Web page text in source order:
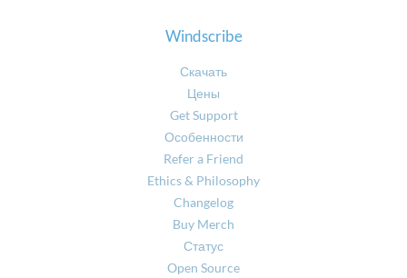
Windscribe
Скачать
Цены
Get Support
Особенности
Refer a Friend
Ethics & Philosophy
Changelog
Buy Merch
Статус
Open Source